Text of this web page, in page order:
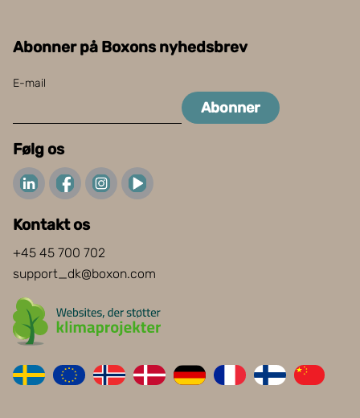
Abonner på Boxons nyhedsbrev
E-mail
Abonner
Følg os
Kontakt os
+45 45 700 702
support_dk@boxon.com